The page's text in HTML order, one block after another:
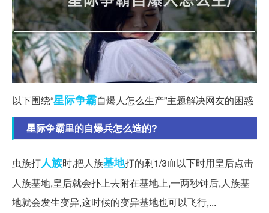
以下围绕“星际争霸自爆人怎么生产”主题解决网友的困惑
星际争霸里的自爆兵怎么造的?
虫族打人族时,把人族基地打的剩1/3血以下时用皇后点击
人族基地,皇后就会扑上去附在基地上,一两秒钟后,人族基
地就会发生变异,这时候的变异基地也可以飞行,...